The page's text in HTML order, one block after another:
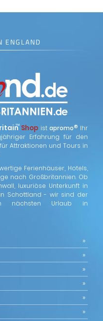
ENGLAND
™ Shop istapromo® Ihr
Erfahrung für den
Attraktionen und Tours in
Ferienhäuser, Hotels,
nach Großbritannien. Ob
luxuriöse Unterkunft in
Schottland - wir sind der
nächsten Urlaub in